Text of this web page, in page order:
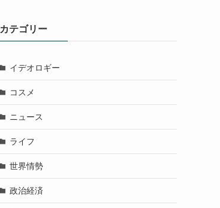
カテゴリー
イデオロギー
コスメ
ニュース
ライフ
世界情勢
政治経済